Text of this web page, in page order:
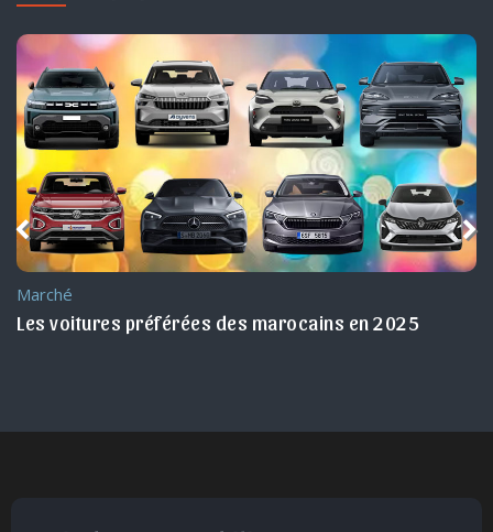
Marché
Les voitures préférées des marocains en 2025